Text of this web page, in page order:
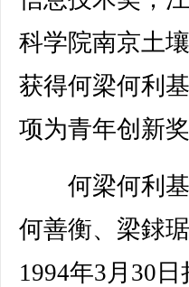
科学院南京土
获得何梁何利
项为青年创新奖
何梁何利基
何善衡、梁銶
1994年3月30